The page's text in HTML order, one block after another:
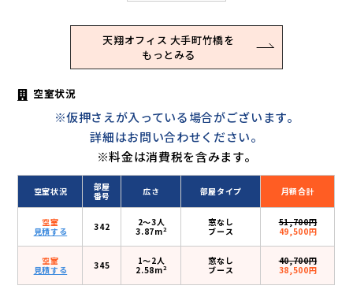
天翔オフィス 大手町竹橋を
もっとみる
空室状況
※仮押さえが入っている場合がございます。
詳細はお問い合わせください。
※料金は消費税を含みます。
空室状況
部屋
番号
広さ 部屋タイプ 月額合計
空室
見積する
342
2〜3人
3.87m2
窓なし
ブース
51,700円
49,500円
空室
見積する
345
1〜2人
2.58m2
窓なし
ブース
40,700円
38,500円